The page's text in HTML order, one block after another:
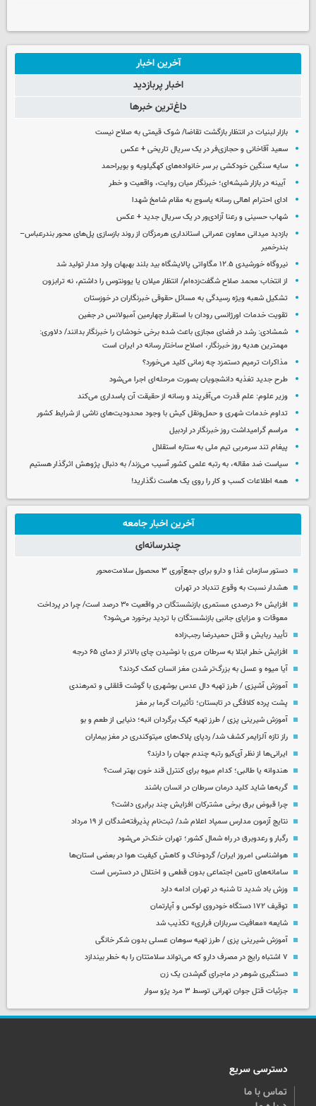
آخرین اخبار
اخبار پربازدید
داغ‌ترین خبرها
بازار لبنیات در انتظار بازگشت تقاضا/ شوک قیمتی به صلاح نیست
سعید آقاخانی و حجازی‌فر در یک سریال تاریخی + عکس
سایه سنگین خودکشی بر سر خانواده‌های کهگیلویه و بویراحمد
آیینه در بازار شیشه‌ای؛ خبرنگار میان روایت، واقعیت و خطر
ادای احترام اهالی رسانه یاسوج به مقام شامخ شهدا
شهاب حسینی و رعنا آزادی‌ور در یک سریال جدید + عکس
بازدید میدانی معاون عمرانی استانداری هرمزگان از روند بازسازی پل‌های محور بندرعباس–
بندرخمیر
نیروگاه خورشیدی ۱۲.۵ مگاواتی پالایشگاه بید بلند بهبهان وارد مدار تولید شد
از انتخاب محمد صلاح شگفت‌زده‌ام/ انتظار میلان یا یوونتوس را داشتم، نه ترابزون
تشکیل شعبه ویژه رسیدگی به مسائل حقوقی خبرنگاران در خوزستان
تقویت خدمات اورژانسی رودان با استقرار چهارمین آمبولانس در جغین
شمشادی: رشد در فضای مجازی باعث شده برخی خودشان را خبرنگار بدانند/ دلاوری:
مهمترین هدیه‌ روز خبرنگار، اصلاح ساختار رسانه در ایران است
مذاکرات ترمیم دستمزد چه زمانی کلید می‌خورد؟
طرح جدید تغذیه دانشجویان بصورت مرحله‌ای اجرا می‌شود
وزیر علوم: علم قدرت می‌آفریند و رسانه از حقیقت آن پاسداری می‌کند
تداوم خدمات شهری و حمل‌ونقل کیش با وجود محدودیت‌های ناشی از شرایط کشور
مراسم گرامیداشت روز خبرنگار در اردبیل
پیغام تند سرمربی تیم ملی به ستاره استقلال
سیاست ضد مقاله، به رتبه علمی کشور آسیب می‌زند/ به دنبال پژوهش اثرگذار هستیم
همه اطلاعات کسب‌ و کار را روی یک هاست نگذارید!
آخرین اخبار جامعه
چندرسانه‌ای
دستور سازمان غذا و دارو برای جمع‌آوری ۳ محصول سلامت‌محور
هشدار نسبت به وقوع تندباد در تهران
افزایش ۶۰ درصدی مستمری‌ بازنشستگان در واقعیت ۳۰ درصد است/ چرا در پرداخت
معوقات و مزایای جانبی بازنشستگان با تردید برخورد می‌شود؟
تأیید ربایش و قتل حمیدرضا رجب‌زاده
افزایش خطر ابتلا به سرطان مری با نوشیدن چای بالاتر از دمای ۶۵ درجه
آیا میوه و عسل به بزرگ‌تر شدن مغز انسان کمک کردند؟
آموزش آشپزی / طرز تهیه دال عدس بوشهری با گوشت قلقلی و تمرهندی
پشت پرده کلافگی در تابستان؛ تأثیرات گرما بر مغز
آموزش شیرینی پزی / طرز تهیه کیک برگردان انبه؛ دنیایی از طعم و بو
راز تازه آلزایمر کشف شد/ ردپای پلاک‌های میتوکندری در مغز بیماران
ایرانی‌ها از نظر آی‌کیو رتبه چندم جهان را دارند؟
هندوانه یا طالبی؛ کدام‌ میوه برای کنترل قند خون بهتر است؟
گربه‌ها شاید کلید درمان سرطان در انسان باشند
چرا قبوض برق برخی مشترکان افزایش چند برابری داشت؟
نتایج آزمون مدارس سمپاد اعلام شد/ ثبت‌نام پذیرفته‌شدگان از ۱۹ مرداد
رگبار و رعدوبرق در راه شمال کشور؛ تهران خنک‌تر می‌شود
هواشناسی امروز ایران/ گردوخاک و کاهش کیفیت هوا در بعضی استان‌ها
سامانه‌های تامین اجتماعی بدون قطعی و اختلال در دسترس است
وزش باد شدید تا شنبه در تهران ادامه دارد
توقیف ۱۷۲ دستگاه خودروی لوکس و آپارتمان
شایعه «معافیت سربازان فراری» تکذیب شد
آموزش شیرینی پزی / طرز تهیه سوهان عسلی بدون شکر خانگی
۷ اشتباه رایج در مصرف دارو که می‌تواند سلامتتان را به خطر بیندازد
دستگیری شوهر در ماجرای گم‌شدن یک زن
جزئیات قتل جوان تهرانی توسط ۳ مرد پژو سوار
دسترسی سریع
تماس با ما